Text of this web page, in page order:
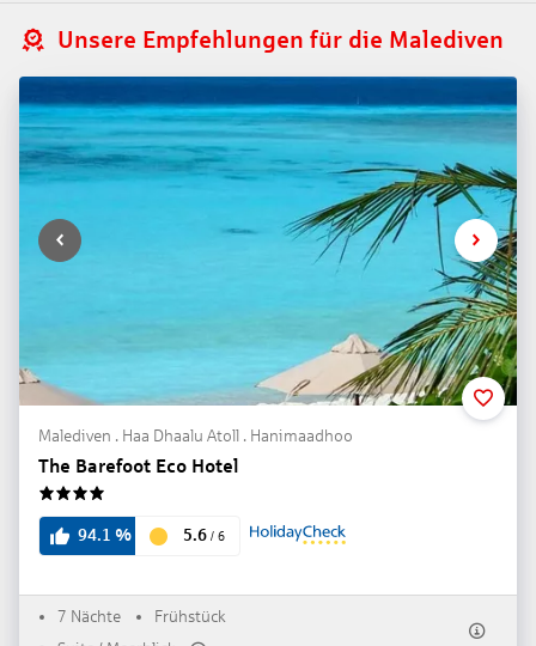
Unsere Empfehlungen für die Malediven
Malediven . Haa Dhaalu Atoll . Hanimaadhoo
The Barefoot Eco Hotel
94.1 % 5.6 / 6
7 Nächte
Frühstück